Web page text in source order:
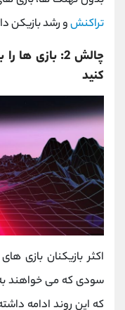
تراکنشو رشد بازیکن
چالش 2: بازی
کنید
اکثر بازیکنان بازی
سودی که می خواهند
که این روند ادامه